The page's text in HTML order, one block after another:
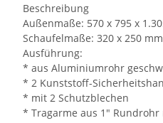
Beschreibung
Außenmaße: 570 x 795 x
Schaufelmaße: 320 x 250
Ausführung:
* aus Aluminiumrohr
* 2 Kunststoff-
* mit 2 Schutzblechen
* Tragarme aus 1"